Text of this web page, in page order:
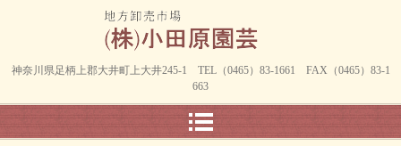
神奈川県足柄上郡大井町上大井245-1 TEL（0465）83-1661 FAX（0465）83-1
663